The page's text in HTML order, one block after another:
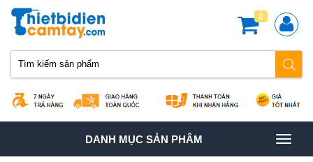
0
TOGGLE
DANH MỤC SẢN PHÂM